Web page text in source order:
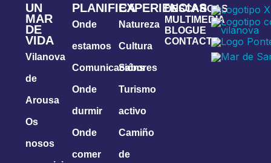
UN
MAR
DE
VIDA
Vilanova
de
Arousa
Os
nosos
PLANIFICA
Onde
estamos
Comunicacións
Onde
durmir
Onde
comer
EXPERIENCIAS
Natureza
Cultura
Sabores
Turismo
activo
Camiño
de
DESCARGAS
MULTIMEDIA
BLOGUE
CONTACTA